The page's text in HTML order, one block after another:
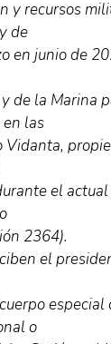
y recursos
de
en junio de
de la Marina
en las
Vidanta,
el
2364).
el
especial
o